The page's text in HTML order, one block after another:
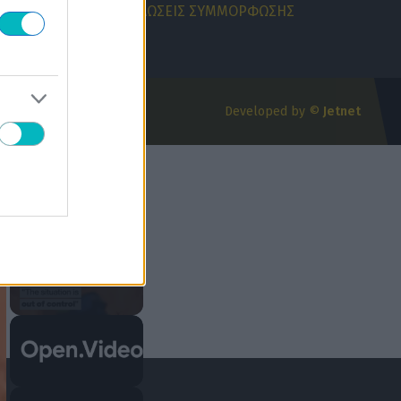
ΑΠΟΡΡΗΤΟΥ ΔΗΛΩΣΕΙΣ ΣΥΜΜΟΡΦΩΣΗΣ
Developed by © Jetnet